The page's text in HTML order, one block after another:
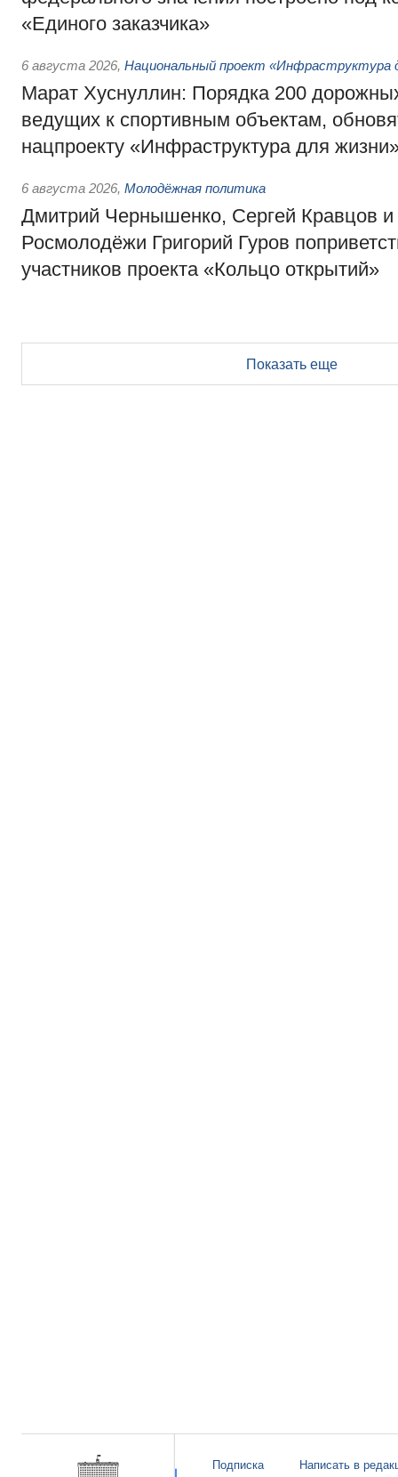
«Единого заказчика»
6 августа 2026, Национальный проект «Инфраструктура
Марат Хуснуллин: Порядка 200
ведущих к спортивным объектам,
нацпроекту «Инфраструктура для
6 августа 2026, Молодёжная политика
Дмитрий Чернышенко, Сергей Кравцов и
Росмолодёжи Григорий Гуров
участников проекта «Кольцо открытий»
Показать еще
Подписка Написать в